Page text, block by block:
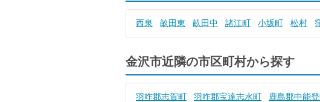
西泉 畝田東 畝田中 諸江町 小坂町 松村
金沢市近隣の市区町村から探す
羽咋郡志賀町 羽咋郡宝達志水町 鹿島郡中能